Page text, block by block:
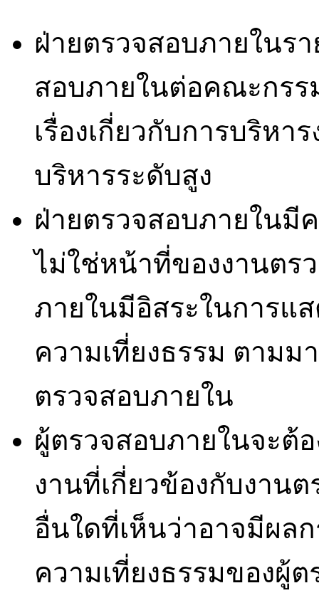
ฝ่ายตรวจสอบภายในร
สอบภายในต่อคณะกรร
เรื่องเกี่ยวกับการบริห
บริหารระดับสูง
ฝ่ายตรวจสอบภายในมี
ไม่ใช่หน้าที่ของงานตร
ภายในมีอิสระในการแ
ความเที่ยงธรรม ตาม
ตรวจสอบภายใน
ผู้ตรวจสอบภายในจะต้
งานที่เกี่ยวข้องกับงาน
อื่นใดที่เห็นว่าอาจมีผล
ความเที่ยงธรรมของผู้